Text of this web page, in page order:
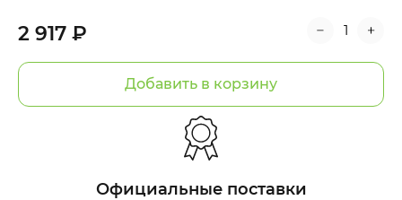
2 917 ₽
Добавить в корзину
Официальные поставки